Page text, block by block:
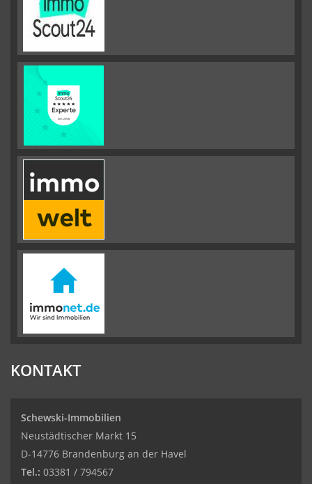
KONTAKT
Schewski-Immobilien
Neustädtischer Markt 15
D-14776 Brandenburg an der Havel
Tel.: 03381 / 794567